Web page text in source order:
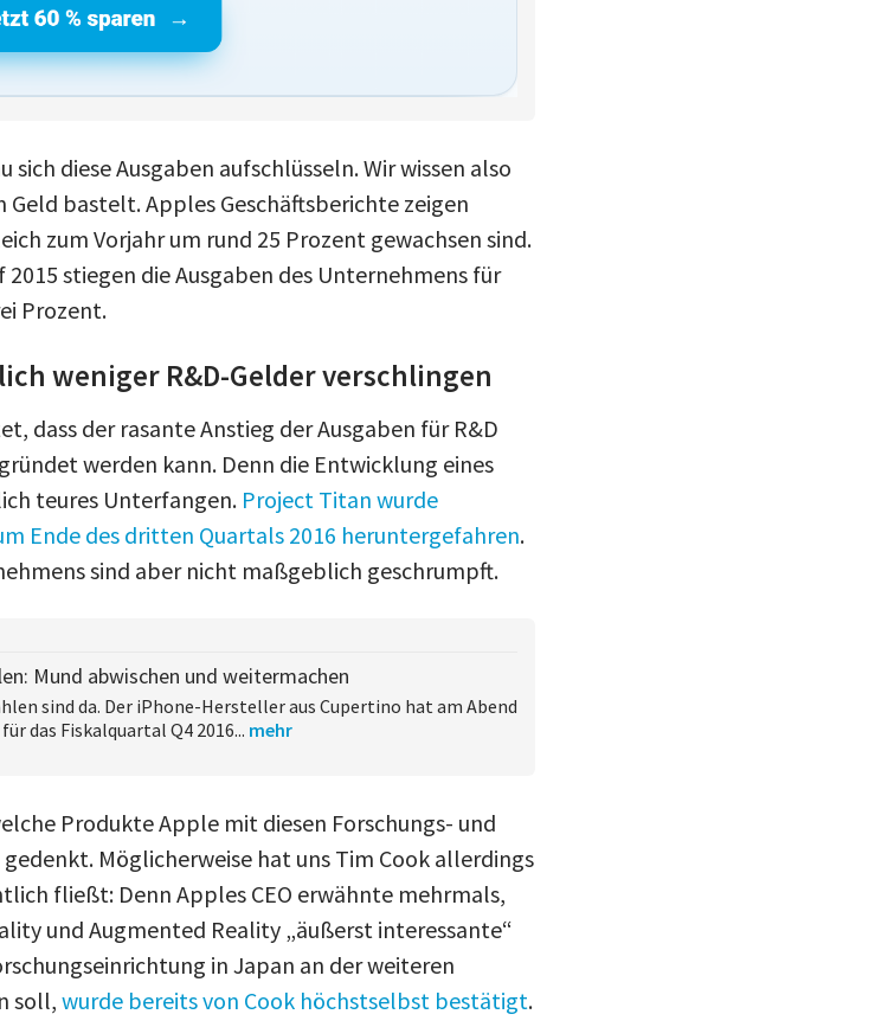
diese Ausgaben aufschlüsseln. Wir wissen also
bastelt. Apples Geschäftsberichte zeigen
zum Vorjahr um rund 25 Prozent gewachsen sind.
stiegen die Ausgaben des Unternehmens für
Prozent.
weniger R&D-Gelder verschlingen
dass der rasante Anstieg der Ausgaben für R&D
werden kann. Denn die Entwicklung eines
teures Unterfangen. Project Titan wurde
Ende des dritten Quartals 2016 heruntergefahren.
sind aber nicht maßgeblich geschrumpft.
Mund abwischen und weitermachen
sind da. Der iPhone-Hersteller aus Cupertino hat am Abend
das Fiskalquartal Q4 2016... mehr
Produkte Apple mit diesen Forschungs- und
Möglicherweise hat uns Tim Cook allerdings
fließt: Denn Apples CEO erwähnte mehrmals,
und Augmented Reality „äußerst interessante“
in Japan an der weiteren
soll,wurde bereits von Cook höchstselbst bestätigt.